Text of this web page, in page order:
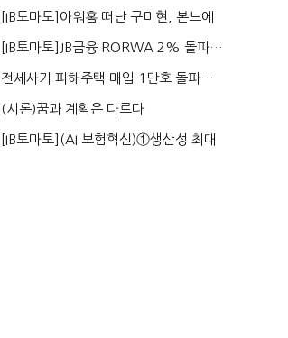
닥 벌점 급증에 ...
[IB토마토]아워홈 떠난 구미현, 본느에
340억 베팅…가...
[IB토마토]JB금융 RORWA 2% 돌파…
실적 견인은 은행 ...
전세사기 피해주택 매입 1만호 돌파…
누적 피해자 4만2...
(시론)꿈과 계획은 다르다
[IB토마토](AI 보험혁신)①생산성 최대